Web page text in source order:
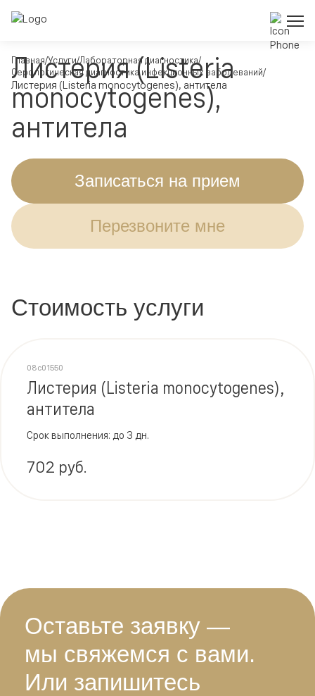
Главная Услуги Лабораторная диагностика
Серологическая диагностика инфекционных заболеваний
Листерия (Listeria monocytogenes), антитела
Листерия (Listeria
monocytogenes),
антитела
Записаться на прием
Перезвоните мне
Стоимость услуги
Листерия (Listeria monocytogenes),
антитела
08c01550
702 руб.
Срок выполнения: до 3 дн.
Оставьте заявку —
мы свяжемся с вами.
Или запишитесь